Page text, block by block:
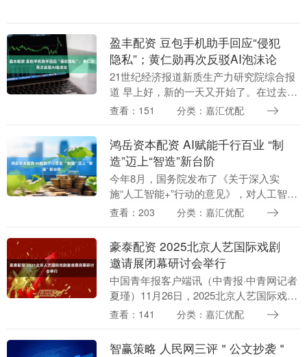
盈丰配资 豆包手机助手回应“侵犯
隐私”；黄仁勋再次反驳AI泡沫论
21世纪经济报道新质生产力研究院综合报
道 早上好，新的一天又开始了。在过去的
24小时内，科技行业发生了哪些有意思的
向....
查看：151 分类：嘉汇优配
鸿岳资本配资 AI赋能千行百业 “制
造”迈上“智造”新台阶
今年8月，国务院发布了《关于深入实
施“人工智能+”行动的意见》，对人工智能
与各行各业深度融合作出战略部署，在
场智能化变革。接....
查看：203 分类：嘉汇优配
豪泰配资 2025北京人艺国际戏剧
邀请展闭幕研讨会举行
中国青年报客户端讯（中青报·中青网记者
夏瑾）11月26日，2025北京人艺国际戏剧
邀请展闭幕研讨会在京举办，为本届邀请
查看：141 分类：嘉汇优配
智赢策略 人民网三评＂公文抄袭＂